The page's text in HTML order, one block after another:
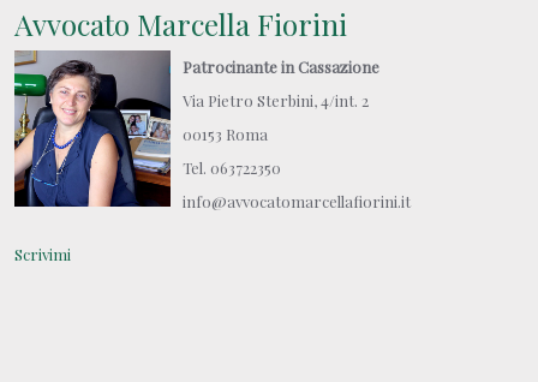
Avvocato Marcella Fiorini
Patrocinante in Cassazione
Via Pietro Sterbini, 4/int. 2
00153 Roma
Tel. 063722350
info@avvocatomarcellafiorini.it
Scrivimi